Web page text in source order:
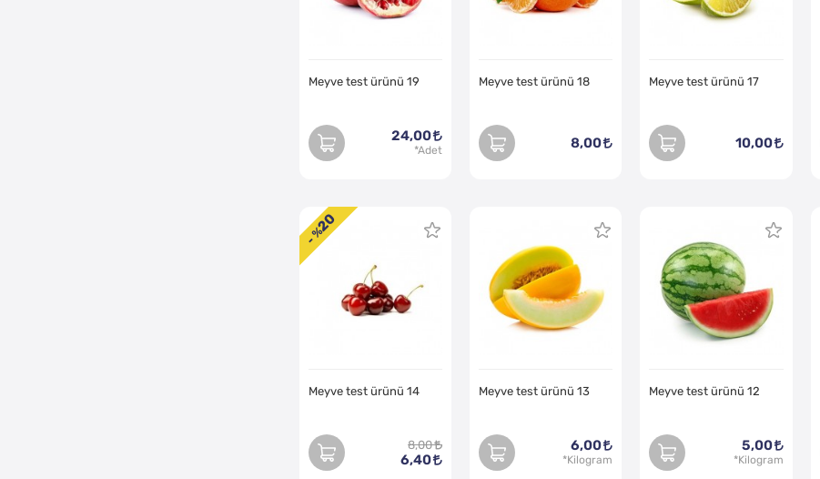
Meyve test ürünü 19
24,00
Meyve test ürünü 18
8,00
Meyve test ürünü 17
10,00
Meyve test ürünü 14
8,00
6,40
- %
20
Meyve test ürünü 13
6,00
Meyve test ürünü 12
5,00